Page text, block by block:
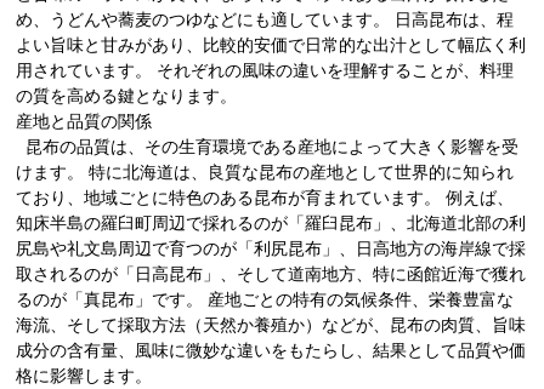
め、うどんや蕎麦のつゆなどにも適しています。 日高昆布は、程
よい旨味と甘みがあり、比較的安価で日常的な出汁として幅広く利
用されています。 それぞれの風味の違いを理解することが、料理
の質を高める鍵となります。
産地と品質の関係
昆布の品質は、その生育環境である産地によって大きく影響を受
けます。 特に北海道は、良質な昆布の産地として世界的に知られ
ており、地域ごとに特色のある昆布が育まれています。 例えば、
知床半島の羅臼町周辺で採れるのが「羅臼昆布」、北海道北部の利
尻島や礼文島周辺で育つのが「利尻昆布」、日高地方の海岸線で採
取されるのが「日高昆布」、そして道南地方、特に函館近海で獲れ
るのが「真昆布」です。 産地ごとの特有の気候条件、栄養豊富な
海流、そして採取方法（天然か養殖か）などが、昆布の肉質、旨味
成分の含有量、風味に微妙な違いをもたらし、結果として品質や価
格に影響します。